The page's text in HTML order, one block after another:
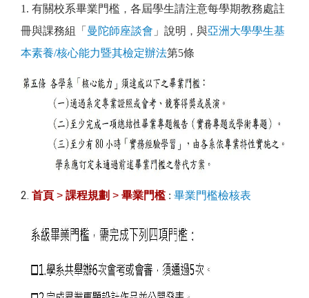
1. 有關校系畢業門檻 ， 各屆學生請注意每學期教務處註
冊與課務組「 曼陀師座談會 」說明 ， 與亞洲大學學生基
本素養/核心能力暨其檢定辦法第5條
2. 首頁 > 課程規劃 > 畢業門檻 : 畢業門檻檢核表